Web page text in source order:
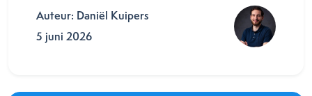
Auteur: Daniël Kuipers
5 juni 2026